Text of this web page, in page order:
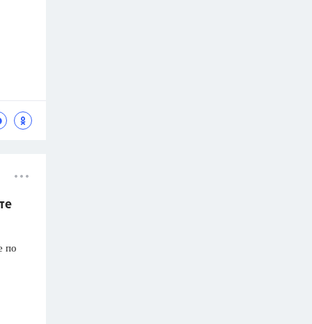
по